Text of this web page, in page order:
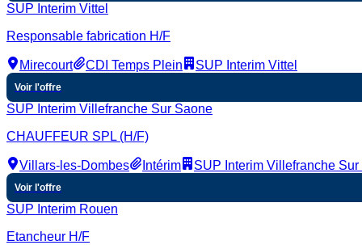
SUP Interim Vittel
Responsable fabrication H/F
Mirecourt CDI Temps Plein SUP Interim Vittel
Voir l'offre
SUP Interim Villefranche Sur Saone
CHAUFFEUR SPL (H/F)
Villars-les-Dombes Intérim SUP Interim Villefranche
Voir l'offre
SUP Interim Rouen
Etancheur H/F